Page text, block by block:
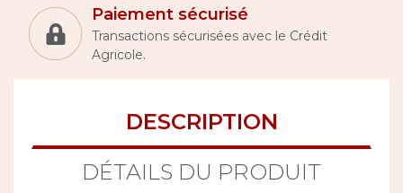
Paiement sécurisé
Transactions sécurisées avec le Crédit
Agricole.
DESCRIPTION
DÉTAILS DU PRODUIT